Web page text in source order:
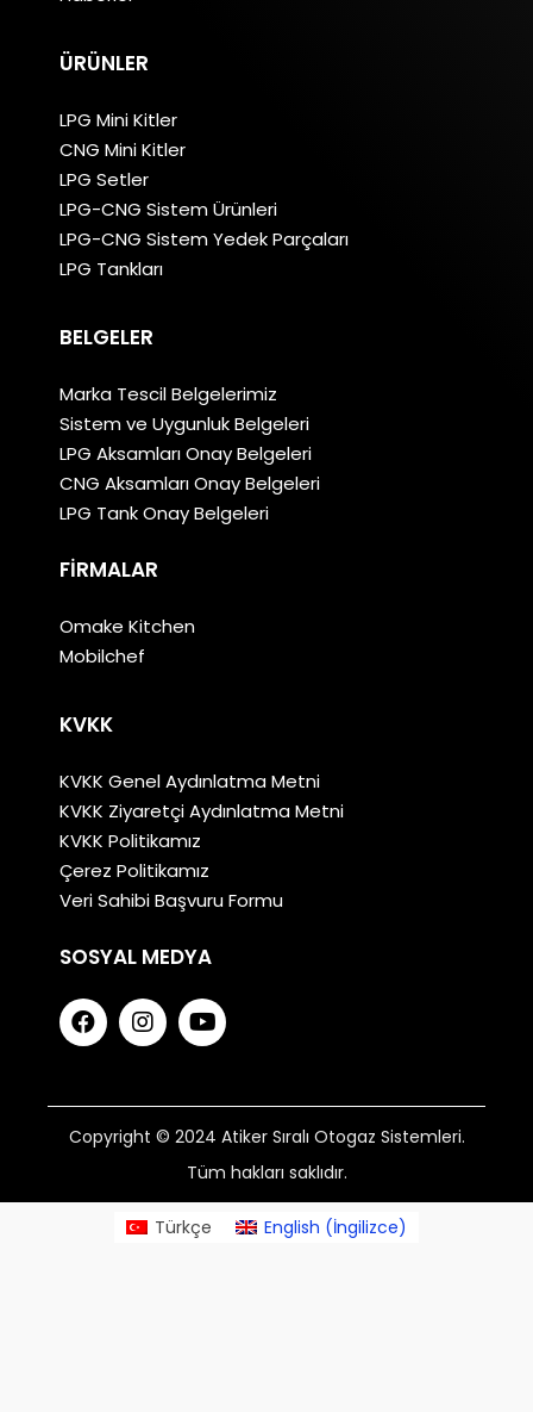
ÜRÜNLER
LPG Mini Kitler
CNG Mini Kitler
LPG Setler
LPG-CNG Sistem Ürünleri
LPG-CNG Sistem Yedek Parçaları
LPG Tankları
BELGELER
Marka Tescil Belgelerimiz
Sistem ve Uygunluk Belgeleri
LPG Aksamları Onay Belgeleri
CNG Aksamları Onay Belgeleri
LPG Tank Onay Belgeleri
FIRMALAR
Omake Kitchen
Mobilchef
KVKK
KVKK Genel Aydınlatma Metni
KVKK Ziyaretçi Aydınlatma Metni
KVKK Politikamız
Çerez Politikamız
Veri Sahibi Başvuru Formu
SOSYAL MEDYA
Copyright © 2024 Atiker Sıralı Otogaz Sistemleri.
Tüm hakları saklıdır.
Türkçe English (İngilizce)